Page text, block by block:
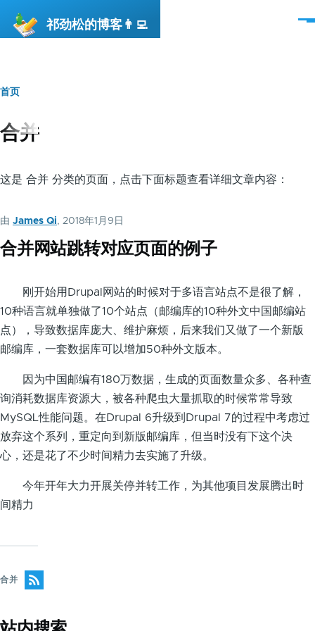
祁劲松的博客👨‍💻
菜
面
包
屑
首页
合并
这是 合并 分类的页面，点击下面标题查看详细文章内容：
由 James Qi, 2018年1月9日
合并网站跳转对应页面的例子
刚开始用Drupal网站的时候对于多语言站点不是很了解，
10种语言就单独做了10个站点（邮编库的10种外文中国邮编站
点），导致数据库庞大、维护麻烦，后来我们又做了一个新版
邮编库，一套数据库可以增加50种外文版本。
因为中国邮编有180万数据，生成的页面数量众多、各种查
询消耗数据库资源大，被各种爬虫大量抓取的时候常常导致
MySQL性能问题。在Drupal 6升级到Drupal 7的过程中考虑过
放弃这个系列，重定向到新版邮编库，但当时没有下这个决
心，还是花了不少时间精力去实施了升级。
今年开年大力开展关停并转工作，为其他项目发展腾出时
间精力
合并